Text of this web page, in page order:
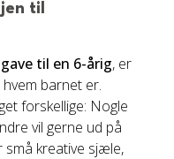
til
gave til en 6-årig, er
barnet er.
forskellige: Nogle
vil gerne ud på
små kreative sjæle,